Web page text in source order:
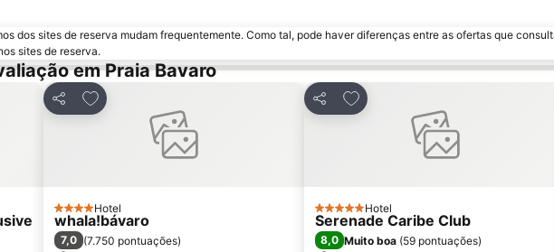
dos sites de reserva mudam frequentemente. Como tal, pode haver diferenças entre as ofertas que
sites de reserva.
em Praia Bavaro
Partilhar
Adicionar aos favoritos
4 Estrelas
Hotel
whala!bávaro
7,0 (7.750 pontuações)
Partilhar
Adicionar aos favoritos
5 EstrelasHotel
Serenade Caribe Club
8,0 Muito boa (59 pontuações)